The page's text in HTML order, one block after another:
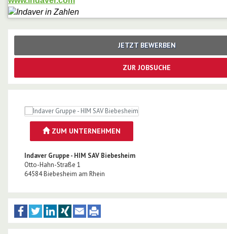
JETZT BEWERBEN
ZUR JOBSUCHE
ZUM UNTERNEHMEN
Indaver Gruppe - HIM SAV Biebesheim
Otto-Hahn-Straße 1
64584Biebesheim am Rhein